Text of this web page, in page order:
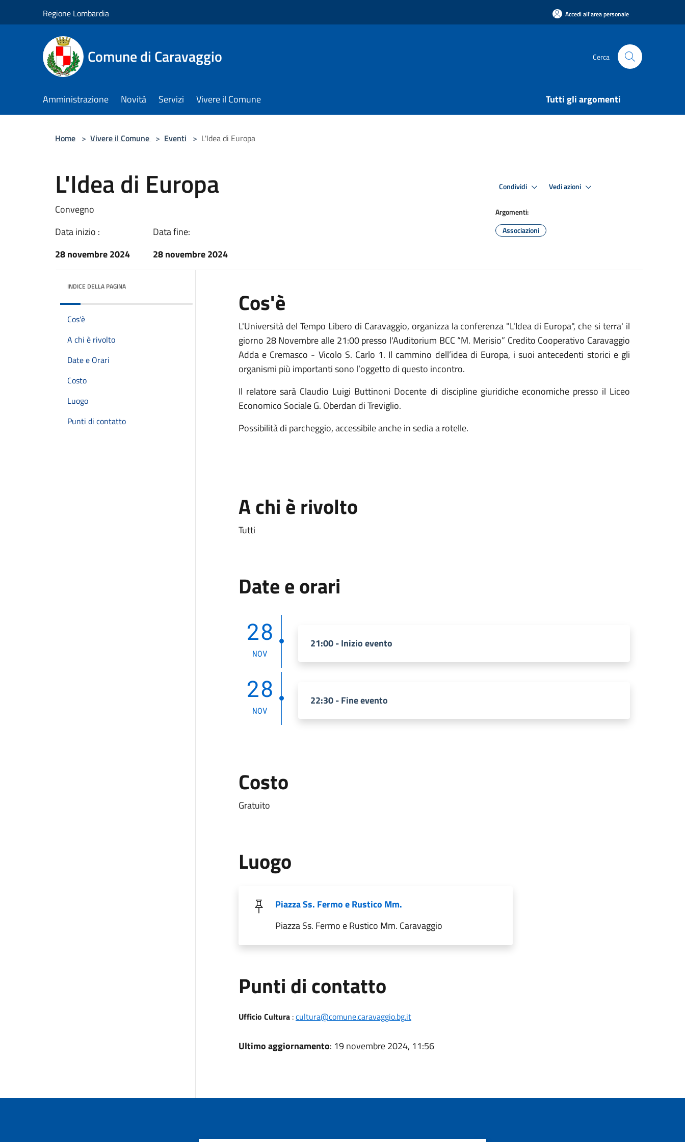
Regione Lombardia Accedi all'area personale
Comune di Caravaggio Cerca
Amministrazione Novità Servizi Vivere il Comune Tutti gli argomenti
Home > Vivere il Comune > Eventi > L'Idea di Europa
L'Idea di Europa
Convegno
Data inizio :
28 novembre 2024
Data fine:
28 novembre 2024
Condividi Vedi azioni
Argomenti:
Associazioni
INDICE DELLA PAGINA
Cos'è
A chi è rivolto
Date e Orari
Costo
Luogo
Punti di contatto
Cos'è
L'Università del Tempo Libero di Caravaggio, organizza la conferenza "L'Idea di Europa", che si terra' il
giorno 28 Novembre alle 21:00 presso l'Auditorium BCC “M. Merisio” Credito Cooperativo Caravaggio
Adda e Cremasco - Vicolo S. Carlo 1. Il cammino dell’idea di Europa, i suoi antecedenti storici e gli
organismi più importanti sono l’oggetto di questo incontro.
Il relatore sarà Claudio Luigi Buttinoni Docente di discipline giuridiche economiche presso il Liceo
Economico Sociale G. Oberdan di Treviglio.
Possibilità di parcheggio, accessibile anche in sedia a rotelle.
A chi è rivolto
Tutti
Date e orari
28
NOV
21:00 - Inizio evento
28
NOV
22:30 - Fine evento
Costo
Gratuito
Luogo
Piazza Ss. Fermo e Rustico Mm.
Piazza Ss. Fermo e Rustico Mm. Caravaggio
Punti di contatto
Ufficio Cultura:cultura@comune.caravaggio.bg.it
Ultimo aggiornamento: 19 novembre 2024, 11:56